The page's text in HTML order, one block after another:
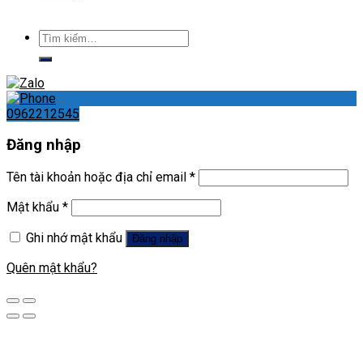
Tìm
kiếm:
0962212545
Đăng nhập
Tên tài khoản hoặc địa chỉ email *
Mật khẩu *
Ghi nhớ mật khẩu
Đăng nhập
Quên mật khẩu?